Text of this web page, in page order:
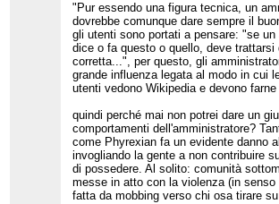
"Pur essendo una figura tecnica, un
dovrebbe comunque dare sempre il
gli utenti sono portati a pensare: "se
dice o fa questo o quello, deve trattarsi
corretta...", per questo, gli
grande influenza legata al modo in cui
utenti vedono Wikipedia e devono
quindi perché mai non potrei dare un
comportamenti dell'amministratore?
come Phyrexian fa un evidente danno
invogliando la gente a non contribuire
di possedere. Al solito: comunità
messe in atto con la violenza (in senso
fatta da mobbing verso chi osa tirare